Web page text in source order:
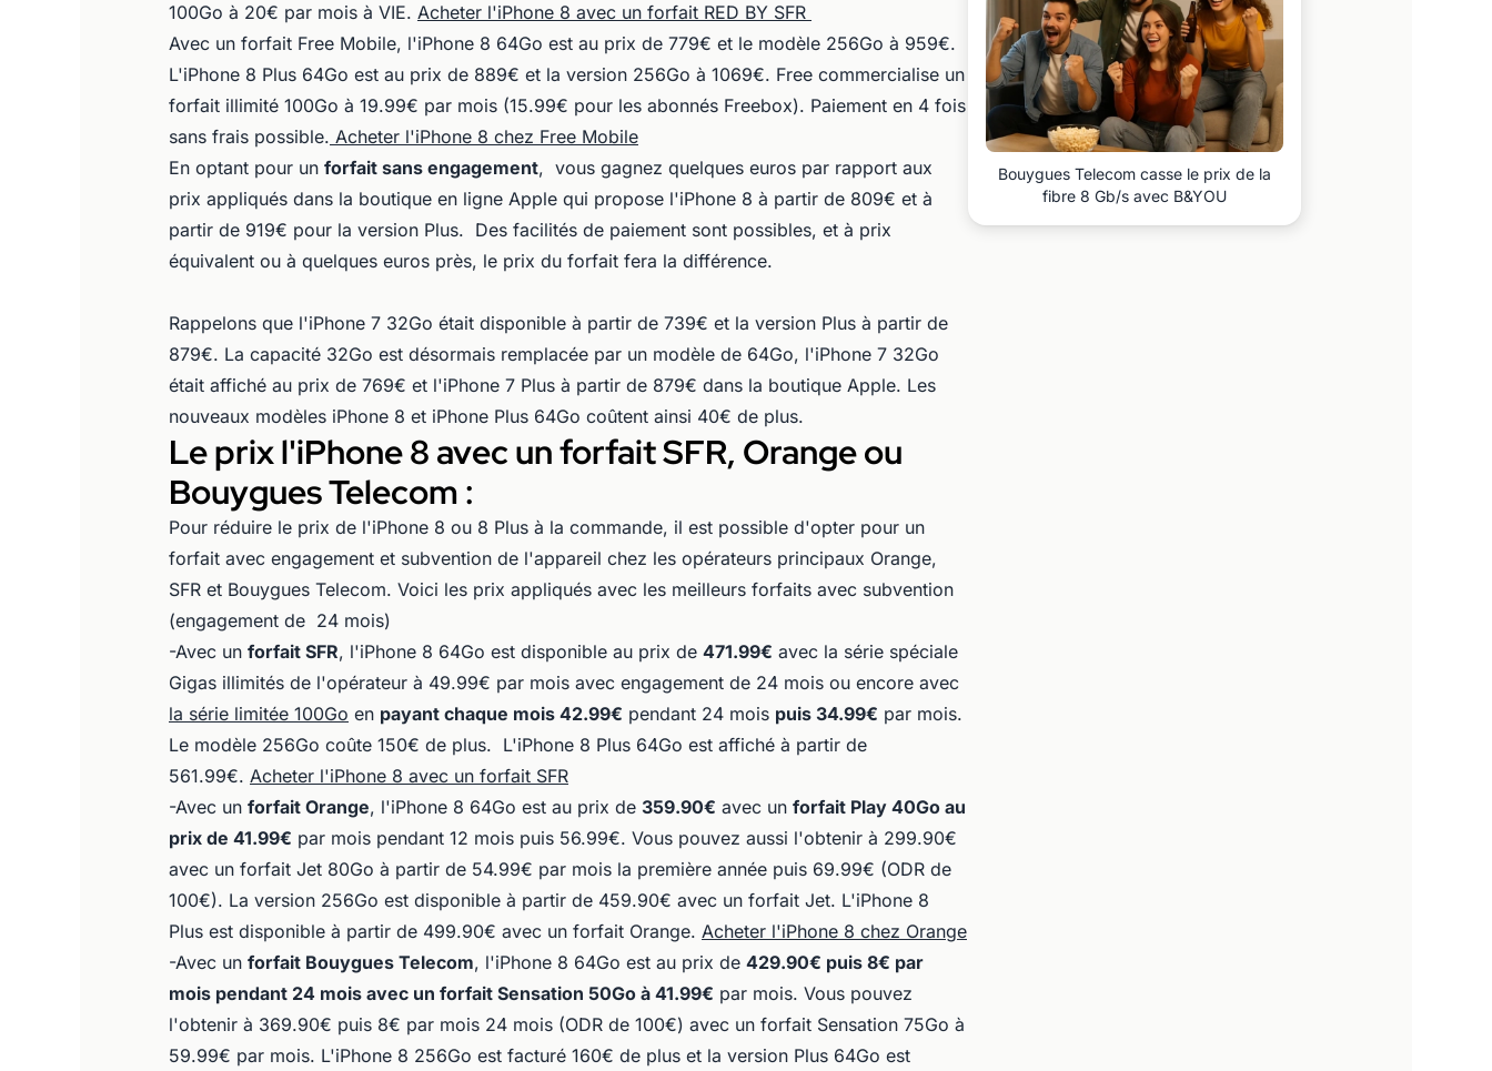
100Go à 20€ par mois à VIE. Acheter l'iPhone 8 avec un forfait RED BY SFR
Avec un forfait Free Mobile, l'iPhone 8 64Go est au prix de 779€ et le modèle 256Go à 959€.
L'iPhone 8 Plus 64Go est au prix de 889€ et la version 256Go à 1069€. Free commercialise un
forfait illimité 100Go à 19.99€ par mois (15.99€ pour les abonnés Freebox). Paiement en 4 fois
sans frais possible. Acheter l'iPhone 8 chez Free Mobile
En optant pour un forfait sans engagement, vous gagnez quelques euros par rapport aux
prix appliqués dans la boutique en ligne Apple qui propose l'iPhone 8 à partir de 809€ et à
partir de 919€ pour la version Plus. Des facilités de paiement sont possibles, et à prix
équivalent ou à quelques euros près, le prix du forfait fera la différence.
Rappelons que l'iPhone 7 32Go était disponible à partir de 739€ et la version Plus à partir de
879€. La capacité 32Go est désormais remplacée par un modèle de 64Go, l'iPhone 7 32Go
était affiché au prix de 769€ et l'iPhone 7 Plus à partir de 879€ dans la boutique Apple. Les
nouveaux modèles iPhone 8 et iPhone Plus 64Go coûtent ainsi 40€ de plus.
Le prix l'iPhone 8 avec un forfait SFR, Orange ou
Bouygues Telecom :
Pour réduire le prix de l'iPhone 8 ou 8 Plus à la commande, il est possible d'opter pour un
forfait avec engagement et subvention de l'appareil chez les opérateurs principaux Orange,
SFR et Bouygues Telecom. Voici les prix appliqués avec les meilleurs forfaits avec subvention
(engagement de 24 mois)
-Avec un forfait SFR, l'iPhone 8 64Go est disponible au prix de 471.99€ avec la série spéciale
Gigas illimités de l'opérateur à 49.99€ par mois avec engagement de 24 mois ou encore avec
la série limitée 100Go en payant chaque mois 42.99€ pendant 24 mois puis 34.99€ par mois.
Le modèle 256Go coûte 150€ de plus. L'iPhone 8 Plus 64Go est affiché à partir de
561.99€. Acheter l'iPhone 8 avec un forfait SFR
-Avec un forfait Orange, l'iPhone 8 64Go est au prix de 359.90€ avec un forfait Play 40Go au
prix de 41.99€ par mois pendant 12 mois puis 56.99€. Vous pouvez aussi l'obtenir à 299.90€
avec un forfait Jet 80Go à partir de 54.99€ par mois la première année puis 69.99€ (ODR de
100€). La version 256Go est disponible à partir de 459.90€ avec un forfait Jet. L'iPhone 8
Plus est disponible à partir de 499.90€ avec un forfait Orange. Acheter l'iPhone 8 chez Orange
-Avec un forfait Bouygues Telecom, l'iPhone 8 64Go est au prix de 429.90€ puis 8€ par
mois pendant 24 mois avec un forfait Sensation 50Go à 41.99€ par mois. Vous pouvez
l'obtenir à 369.90€ puis 8€ par mois 24 mois (ODR de 100€) avec un forfait Sensation 75Go à
59.99€ par mois. L'iPhone 8 256Go est facturé 160€ de plus et la version Plus 64Go est
Bouygues Telecom casse le prix de la
fibre 8 Gb/s avec B&YOU